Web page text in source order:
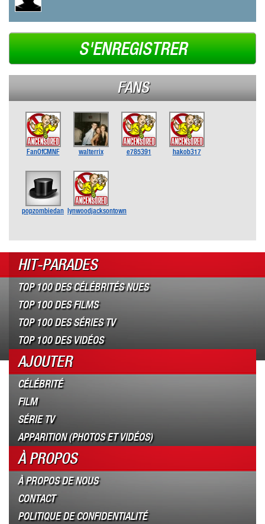
S'ENREGISTRER
FANS
FanOfCMNF walterrix e785391 hakob317
popzombiedan lynwoodjacksontown
HIT-PARADES
TOP 100 DES CÉLÉBRITÉS NUES
TOP 100 DES FILMS
TOP 100 DES SÉRIES TV
TOP 100 DES VIDÉOS
AJOUTER
CÉLÉBRITÉ
FILM
SÉRIE TV
APPARITION (PHOTOS ET VIDÉOS)
À PROPOS
À PROPOS DE NOUS
CONTACT
POLITIQUE DE CONFIDENTIALITÉ